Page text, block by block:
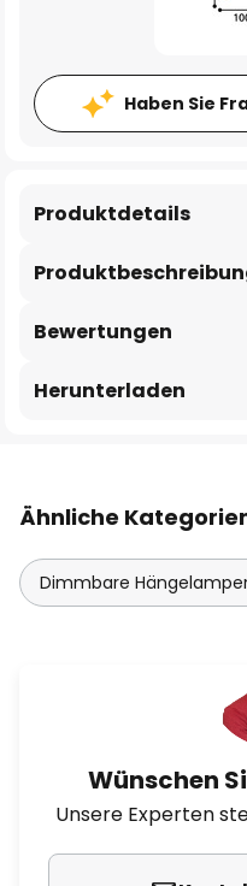
Haben Sie
Produktdetails
Bewertungen
Herunterladen
Ähnliche
Dimmbare
Wünschen
Unsere Experten